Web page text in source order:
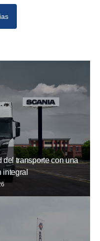
transporte con una
integral